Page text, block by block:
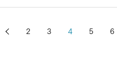
2 3 4 5 6